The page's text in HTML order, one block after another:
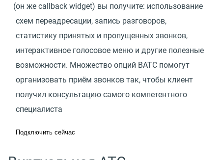
(он же callback widget) вы получите: использование
схем переадресации, запись разговоров,
статистику принятых и пропущенных звонков,
интерактивное голосовое меню и другие полезные
возможности. Множество опций ВАТС помогут
организовать приём звонков так, чтобы клиент
получил консультацию самого компетентного
специалиста
Подключить сейчас